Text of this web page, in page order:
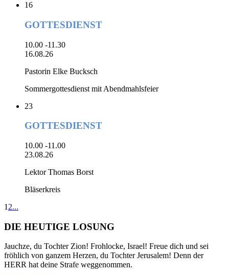
16
GOTTESDIENST
10.00 -11.30
16.08.26
Pastorin Elke Bucksch
Sommergottesdienst mit Abendmahlsfeier
23
GOTTESDIENST
10.00 -11.00
23.08.26
Lektor Thomas Borst
Bläserkreis
1 2...
DIE HEUTIGE LOSUNG
Jauchze, du Tochter Zion! Frohlocke, Israel! Freue dich und sei
fröhlich von ganzem Herzen, du Tochter Jerusalem! Denn der
HERR hat deine Strafe weggenommen.